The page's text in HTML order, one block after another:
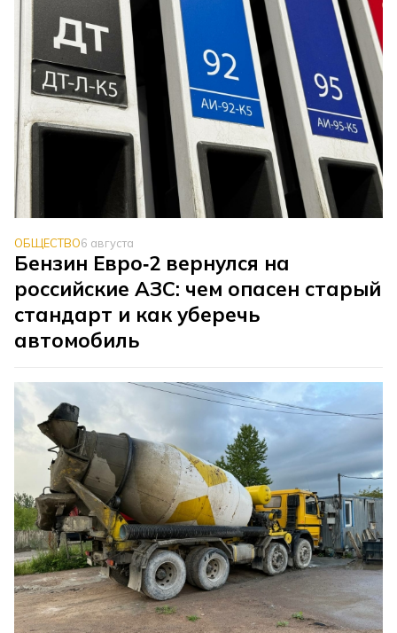
ОБЩЕСТВО6 августа
Бензин Евро‑2 вернулся на
российские АЗС: чем опасен старый
стандарт и как уберечь
автомобиль